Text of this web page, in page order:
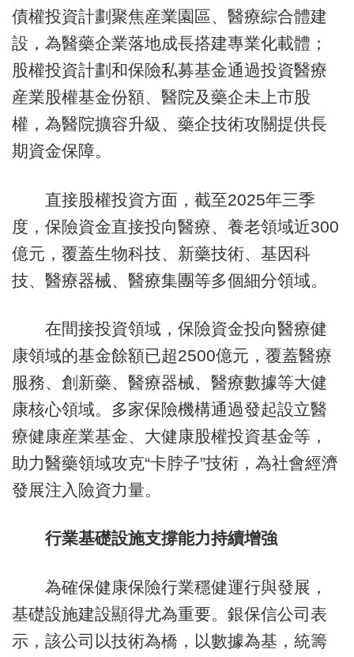
債權投資計劃聚焦産業園區、醫療綜合體建
設，為醫藥企業落地成長搭建專業化載體；
股權投資計劃和保險私募基金通過投資醫療
産業股權基金份額、醫院及藥企未上市股
權，為醫院擴容升級、藥企技術攻關提供長
期資金保障。
直接股權投資方面，截至2025年三季
度，保險資金直接投向醫療、養老領域近300
億元，覆蓋生物科技、新藥技術、基因科
技、醫療器械、醫療集團等多個細分領域。
在間接投資領域，保險資金投向醫療健
康領域的基金餘額已超2500億元，覆蓋醫療
服務、創新藥、醫療器械、醫療數據等大健
康核心領域。多家保險機構通過發起設立醫
療健康産業基金、大健康股權投資基金等，
助力醫藥領域攻克“卡脖子”技術，為社會經濟
發展注入險資力量。
行業基礎設施支撐能力持續增強
為確保健康保險行業穩健運行與發展，
基礎設施建設顯得尤為重要。銀保信公司表
示，該公司以技術為橋，以數據為基，統籌